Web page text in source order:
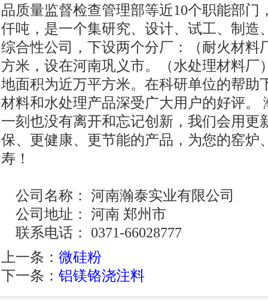
品质量监督检查管理部等近10个职能部门
仟吨，是一个集研究、设计、试工、制造
综合性公司，下设两个分厂：（耐火材料
方米，设在河南巩义市。（水处理材料厂
地面积为近万平方米。在科研单位的帮助
材料和水处理产品深受广大用户的好评。
一刻也没有离开和忘记创新，我们会用更
保、更健康、更节能的产品，为您的窑炉
寿！
公司名称： 河南瀚泰实业有限公司
公司地址： 河南 郑州市
联系电话：
0371-66028777
上一条： 微硅粉
下一条： 铝镁铬浇注料